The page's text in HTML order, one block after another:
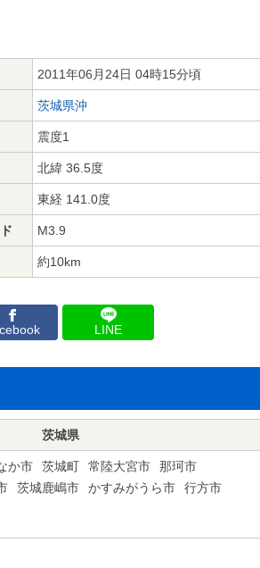
2011年06月24日 04時15分頃
茨城県沖
震度1
北緯 36.5度
東経 141.0度
M3.9
約10km
LINE
茨城県
か市 茨城町 常陸大宮市
那珂市
茨城鹿嶋市 かすみがうら市
行方市